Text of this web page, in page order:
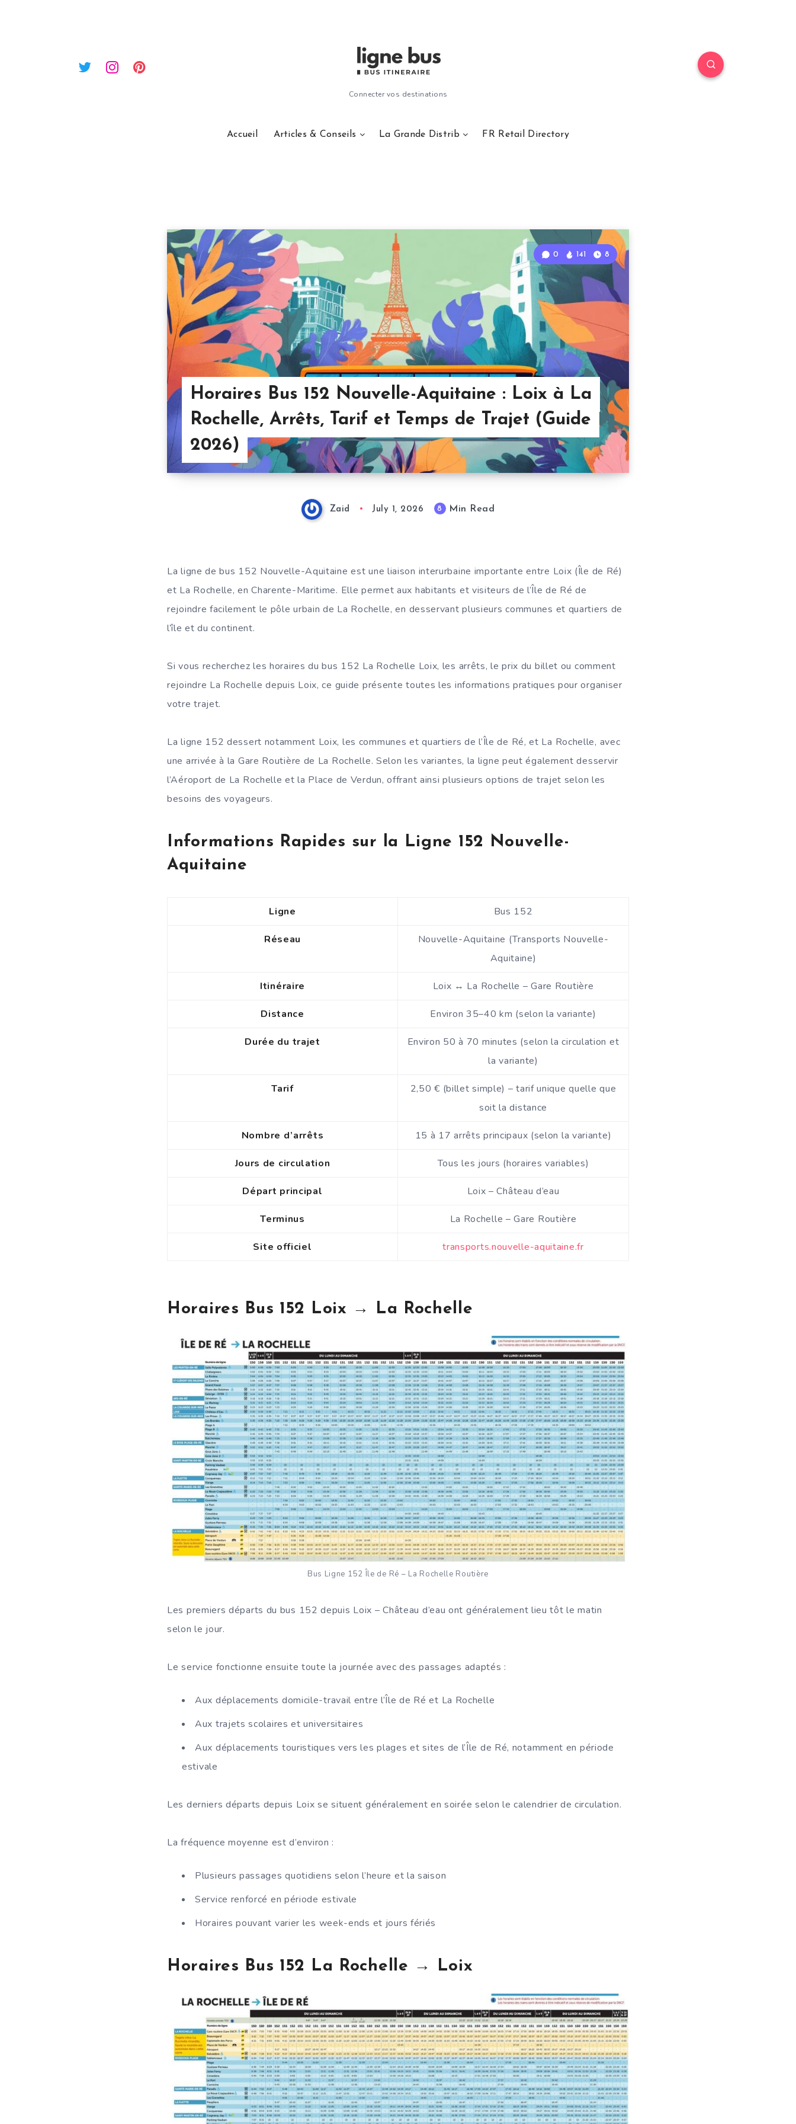
Connecter vos destinations
Accueil Articles & Conseils La Grande Distrib FR Retail Directory
Horaires Bus 152 Nouvelle-Aquitaine : Loix à La
Rochelle, Arrêts, Tarif et Temps de Trajet (Guide
2026)
0 141 8
Zaid July 1, 2026 8 Min Read
La ligne de bus 152 Nouvelle-Aquitaine est une liaison interurbaine importante entre Loix (Île de Ré)
et La Rochelle, en Charente-Maritime. Elle permet aux habitants et visiteurs de l’Île de Ré de
rejoindre facilement le pôle urbain de La Rochelle, en desservant plusieurs communes et quartiers de
l’île et du continent.
Si vous recherchez les horaires du bus 152 La Rochelle Loix, les arrêts, le prix du billet ou comment
rejoindre La Rochelle depuis Loix, ce guide présente toutes les informations pratiques pour organiser
votre trajet.
La ligne 152 dessert notamment Loix, les communes et quartiers de l’Île de Ré, et La Rochelle, avec
une arrivée à la Gare Routière de La Rochelle. Selon les variantes, la ligne peut également desservir
l’Aéroport de La Rochelle et la Place de Verdun, offrant ainsi plusieurs options de trajet selon les
besoins des voyageurs.
Informations Rapides sur la Ligne 152 Nouvelle-
Aquitaine
Ligne Bus 152
Réseau
Nouvelle-Aquitaine (Transports Nouvelle-
Aquitaine)
Itinéraire Loix ↔ La Rochelle – Gare Routière
Distance Environ 35–40 km (selon la variante)
Durée du trajet
Environ 50 à 70 minutes (selon la circulation et
la variante)
Tarif
2,50 € (billet simple) – tarif unique quelle que
soit la distance
Nombre d’arrêts 15 à 17 arrêts principaux (selon la variante)
Jours de circulation Tous les jours (horaires variables)
Départ principal Loix – Château d’eau
Terminus La Rochelle – Gare Routière
Site officiel transports.nouvelle-aquitaine.fr
Horaires Bus 152 Loix → La Rochelle
Bus Ligne 152 Île de Ré – La Rochelle Routière
Les premiers départs du bus 152 depuis Loix – Château d’eau ont généralement lieu tôt le matin
selon le jour.
Le service fonctionne ensuite toute la journée avec des passages adaptés :
Aux déplacements domicile-travail entre l’Île de Ré et La Rochelle
Aux trajets scolaires et universitaires
Aux déplacements touristiques vers les plages et sites de l’Île de Ré, notamment en période
estivale
Les derniers départs depuis Loix se situent généralement en soirée selon le calendrier de circulation.
La fréquence moyenne est d’environ :
Plusieurs passages quotidiens selon l’heure et la saison
Service renforcé en période estivale
Horaires pouvant varier les week-ends et jours fériés
Horaires Bus 152 La Rochelle → Loix